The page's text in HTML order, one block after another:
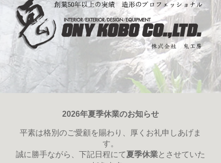
2026年夏季休業のお知らせ
平素は格別のご愛顧を賜わり、厚くお礼申しあげま
す。
誠に勝手ながら、下記日程にて夏季休業とさせていた